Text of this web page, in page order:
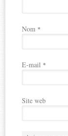
Nom *
E-mail *
Site web